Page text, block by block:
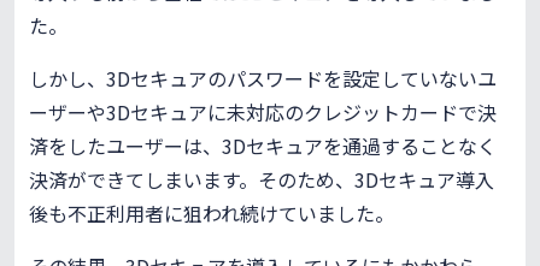
た。
しかし、3Dセキュアのパスワードを設定していないユ
ーザーや3Dセキュアに未対応のクレジットカードで決
済をしたユーザーは、3Dセキュアを通過することなく
決済ができてしまいます。そのため、3Dセキュア導入
後も不正利用者に狙われ続けていました。